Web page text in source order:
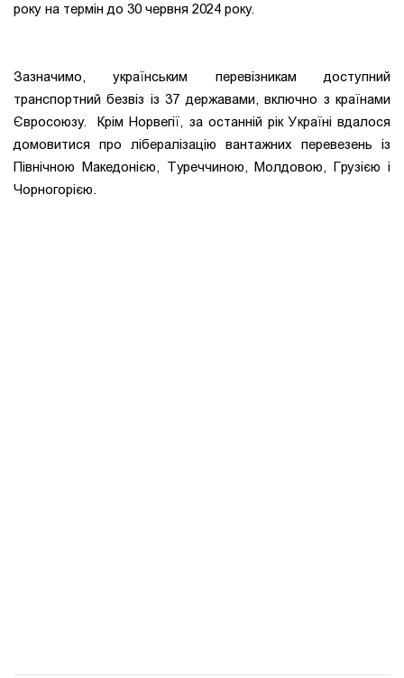
року на термін до 30 червня 2024 року.
Зазначимо, українським перевізникам доступний
транспортний безвіз із 37 державами, включно з країнами
Євросоюзу. Крім Норвегії, за останній рік Україні вдалося
домовитися про лібералізацію вантажних перевезень із
Північною Македонією, Туреччиною, Молдовою, Грузією і
Чорногорією.